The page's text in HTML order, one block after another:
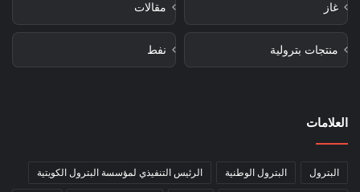
غاز مقالات
منتجات بترولية نفط
العلامات
البترول البترول الوطنية الرئيس التنفيذي لمؤسسة البترول الكويتية